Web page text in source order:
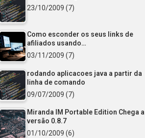
23/10/2009 (7)
Como esconder os seus links de
afiliados usando…
03/11/2009 (7)
rodando aplicacoes java a partir da
linha de comando
09/07/2009 (7)
Miranda IM Portable Edition Chega a
versão 0.8.7
01/10/2009 (6)